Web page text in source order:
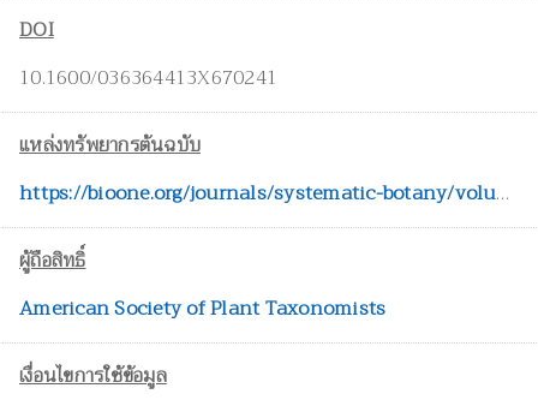
DOI
10.1600/036364413X670241
แหล่งทรัพยากรต้นฉบับ
https://bioone.org/journals/systematic-botany/volume-38/issue-3/036364413X670241/A-Revision-of-Ficus-Subsection-Urostigma-Moraceae/10.1600/036364413X670241.short
ผู้ถือสิทธิ์
American Society of Plant Taxonomists
เงื่อนไขการใช้ข้อมูล